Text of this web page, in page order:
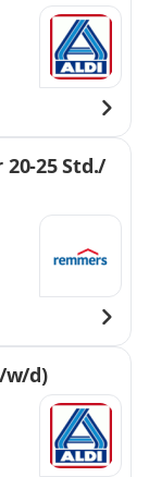
25 Std./
w/d)